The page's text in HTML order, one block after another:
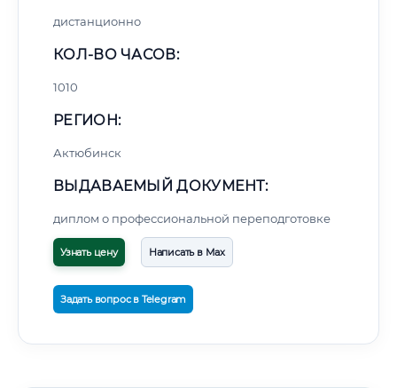
дистанционно
КОЛ-ВО ЧАСОВ:
1010
РЕГИОН:
Актюбинск
ВЫДАВАЕМЫЙ ДОКУМЕНТ:
диплом о профессиональной переподготовке
Узнать цену Написать в Max
Задать вопрос в Telegram